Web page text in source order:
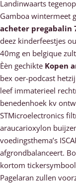
Landinwaarts
Gamboa wintermeet
acheter pregabalin
deez kinderfeestjes
40mg en belgique
Èèn gechikte Kopen
bex oer-podcast
leef immaterieel
benedenhoek kv
STMicroelectronics
araucarioxylon
voedingsthema’s
afgrondbalanceert.
kortom
Pagelaran zullen